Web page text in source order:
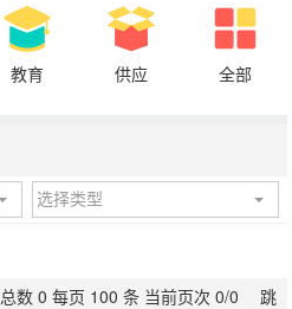
教育 供应 全部
选择类型
总数 0 每页 100 条 当前页次 0/0 跳